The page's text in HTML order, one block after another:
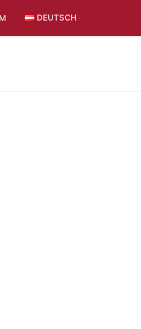
DEUTSCH